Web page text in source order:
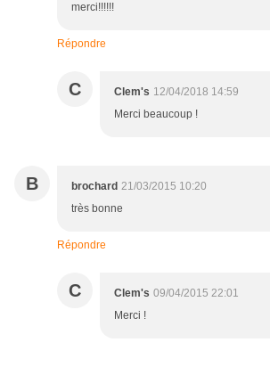
merci!!!!!!
Répondre
C Clem's 12/04/2018 14:59
Merci beaucoup !
B brochard 21/03/2015 10:20
très bonne
Répondre
C Clem's 09/04/2015 22:01
Merci !